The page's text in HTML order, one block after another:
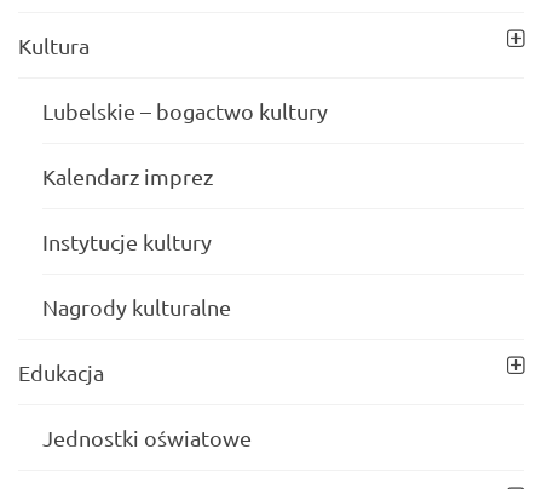
Kultura
Lubelskie – bogactwo kultury
Kalendarz imprez
Instytucje kultury
Nagrody kulturalne
Edukacja
Jednostki oświatowe